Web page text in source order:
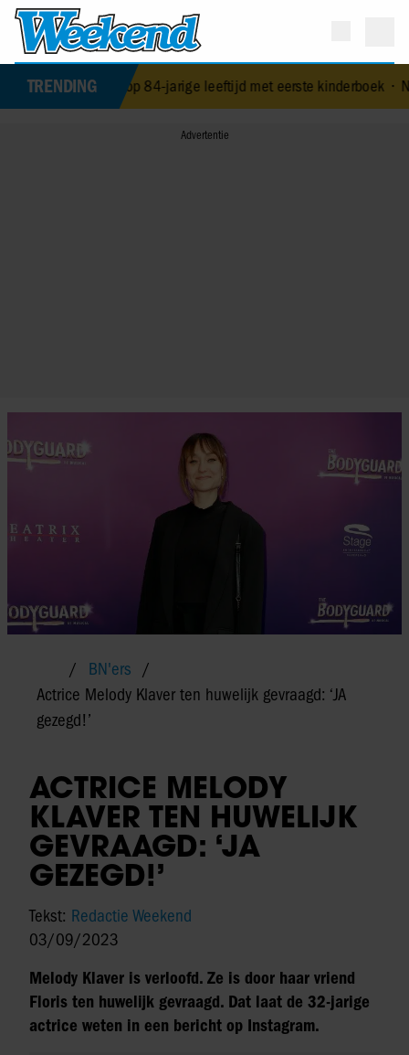
TRENDING
op 84-jarige leeftijd met eerste kinderboek• NPO-
BN'ers
Actrice Melody Klaver ten huwelijk gevraagd: ‘JA
gezegd!’
ACTRICE MELODY
KLAVER TEN HUWELIJK
GEVRAAGD: ‘JA
GEZEGD!’
Tekst: Redactie Weekend
03/09/2023
Melody Klaver is verloofd. Ze is door haar vriend
Floris ten huwelijk gevraagd. Dat laat de 32-jarige
actrice weten in een bericht op Instagram.